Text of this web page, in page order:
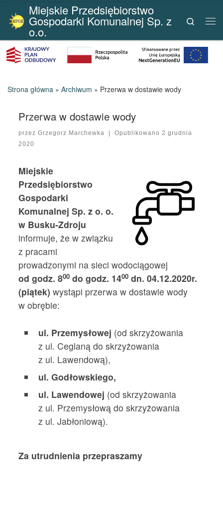
Przejdź do treści
Miejskie Przedsiębiorstwo
Gospodarki Komunalnej Sp. z
o.o.
Search
Strona główna » Archiwum » Przerwa w dostawie wody
Przerwa w dostawie wody
przezGrzegorz Marchewka | Opublikowano 2 grudnia
2020
Miejskie
Przedsiębiorstwo
Gospodarki
Komunalnej Sp. z o. o.
w Busku-Zdroju
informuje, że w związku
z pracami
prowadzonymi na sieci wodociągowej
od godz. 800 do godz. 1400 dn. 04.12.2020r.
(piątek) wystąpi przerwa w dostawie wody
w obrębie:
ul. Przemysłowej (od skrzyżowania
z ul. Ceglaną do skrzyżowania
z ul. Lawendową),
ul. Godłowskiego,
ul. Lawendowej (od skrzyżowania
z ul. Przemysłową do skrzyżowania
z ul. Jabłoniową).
Za utrudnienia przepraszamy